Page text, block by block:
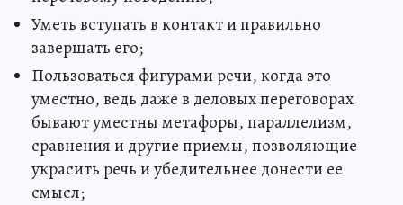
Уметь вступать в контакт и правильно
завершать его;
Пользоваться фигурами речи, когда это
уместно, ведь даже в деловых переговорах
бывают уместны метафоры, параллелизм,
сравнения и другие приемы, позволяющие
украсить речь и убедительнее донести ее
смысл;